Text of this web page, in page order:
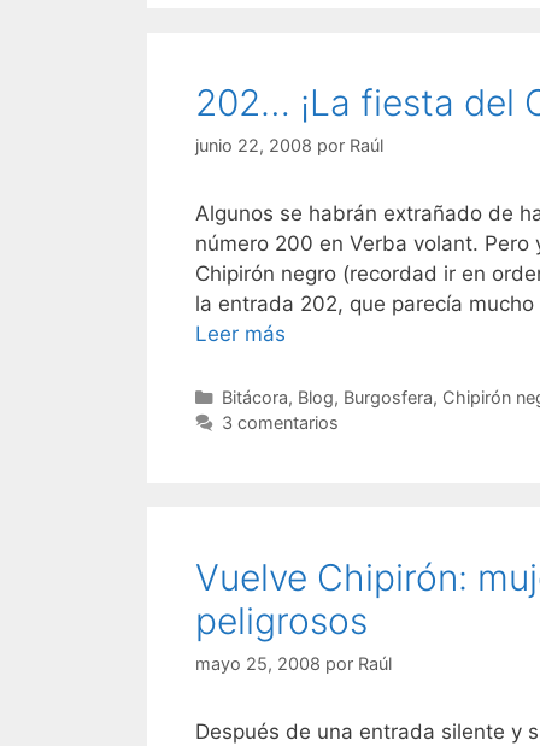
202… ¡La fiesta del
junio 22, 2008 por Raúl
Algunos se habrán extrañado de
número 200 en Verba volant.
Chipirón negro (recordad ir en
la entrada 202, que parecía
Leer más
Categorías
Bitácora, Blog, Burgosfera, Chipirón
3 comentarios
Vuelve Chipirón:
peligrosos
mayo 25, 2008 por Raúl
Después de una entrada silente y